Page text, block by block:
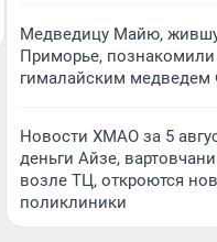
Медведицу Майю,
Приморье, познакомили
гималайским
Новости ХМАО за 5
деньги Айзе,
возле ТЦ, откроются
поликлиники